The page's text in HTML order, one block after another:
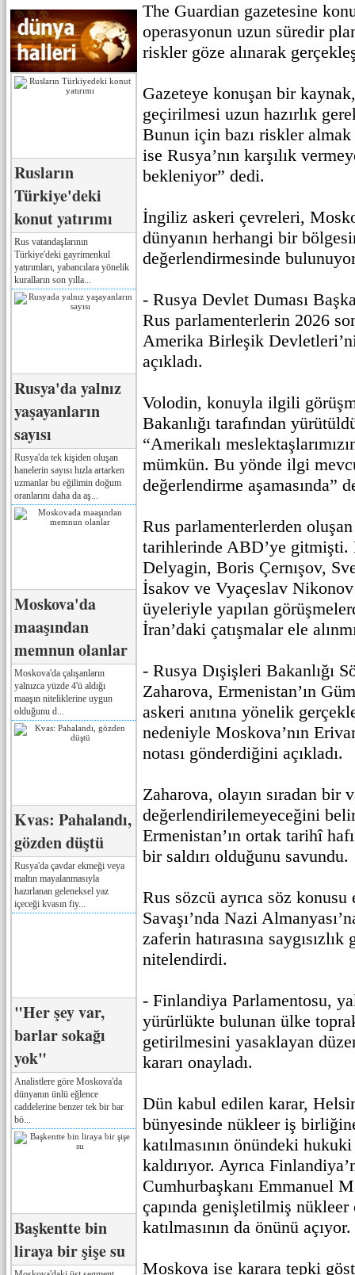
Rusların
Türkiye'deki
konut yatırımı
Rus vatandaşlarının
Türkiye'deki gayrimenkul
yatırımları, yabancılara yönelik
kuralların son yılla...
Rusya'da yalnız
yaşayanların
sayısı
Rusya'da tek kişiden oluşan
hanelerin sayısı hızla artarken
uzmanlar bu eğilimin doğum
oranlarını daha da aş...
Moskova'da
maaşından
memnun olanlar
Moskova'da çalışanların
yalnızca yüzde 4'ü aldığı
maaşın niteliklerine uygun
olduğunu d...
Kvas: Pahalandı,
gözden düştü
Rusya'da çavdar ekmeği veya
maltın mayalanmasıyla
hazırlanan geleneksel yaz
içeceği kvasın fiy...
"Her şey var,
barlar sokağı
yok"
Analistlere göre Moskova'da
dünyanın ünlü eğlence
caddelerine benzer tek bir bar
bö...
Başkentte bin
liraya bir şişe su
The Guardian gazetesine
operasyonun uzun süredir
riskler göze alınarak
Gazeteye konuşan bir
geçirilmesi uzun hazırlık
Bunun için bazı riskler
ise Rusya’nın karşılık
bekleniyor” dedi.
İngiliz askeri çevreleri,
dünyanın herhangi bir
değerlendirmesinde
- Rusya Devlet Duması
Rus parlamenterlerin 2026
Amerika Birleşik
açıkladı.
Volodin, konuyla ilgili
Bakanlığı tarafından
“Amerikalı
mümkün. Bu yönde ilgi
değerlendirme aşamasında”
Rus parlamenterlerden
tarihlerinde ABD’ye
Delyagin, Boris Çernışov,
İsakov ve Vyaçeslav Nikonov
üyeleriyle yapılan
İran’daki çatışmalar ele
- Rusya Dışişleri Bakanlığı
Zaharova, Ermenistan’ın
askeri anıtına yönelik
nedeniyle Moskova’nın
notası gönderdiğini açıkladı.
Zaharova, olayın sıradan bir
değerlendirilemeyeceğini
Ermenistan’ın ortak tarihî
bir saldırı olduğunu savundu.
Rus sözcü ayrıca söz
Savaşı’nda Nazi
zaferin hatırasına
nitelendirdi.
- Finlandiya Parlamentosu,
yürürlükte bulunan ülke
getirilmesini yasaklayan
kararı onayladı.
Dün kabul edilen karar,
bünyesinde nükleer iş
katılmasının önündeki
kaldırıyor. Ayrıca
Cumhurbaşkanı Emmanuel
çapında genişletilmiş nükleer
katılmasının da önünü açıyor.
Moskova ise karara tepki